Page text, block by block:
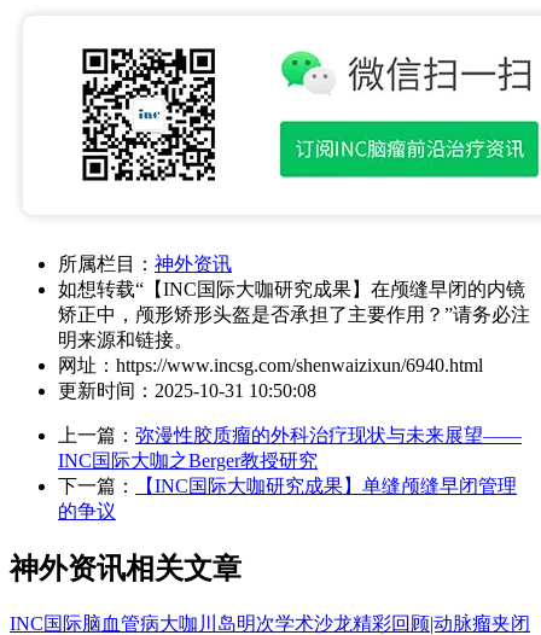
所属栏目： 神外资讯
如想转载“【INC国际大咖研究成果】在颅缝早闭的内镜
矫正中，颅形矫形头盔是否承担了主要作用？”请务必注
明来源和链接。
网址： https://www.incsg.com/shenwaizixun/6940.html
更新时间： 2025-10-31 10:50:08
上一篇： 弥漫性胶质瘤的外科治疗现状与未来展望​——
INC国际大咖之Berger教授研究
下一篇：
【INC国际大咖研究成果】单缝颅缝早闭管理
的争议
神外资讯相关文章
INC国际脑血管病大咖川岛明次学术沙龙精彩回顾|动脉瘤夹闭